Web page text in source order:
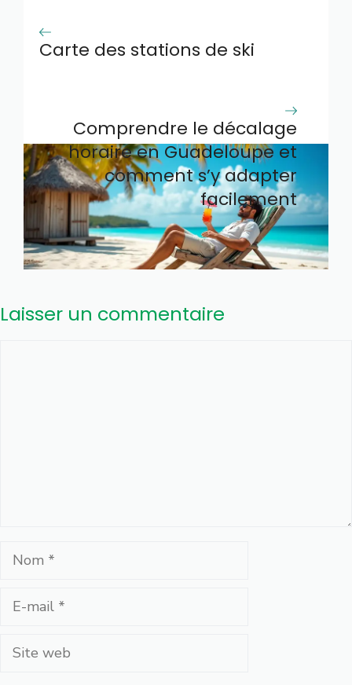
Carte des stations de ski
Comprendre le décalage
horaire en Guadeloupe et
comment s’y adapter
facilement
Laisser un commentaire
Nom
Site